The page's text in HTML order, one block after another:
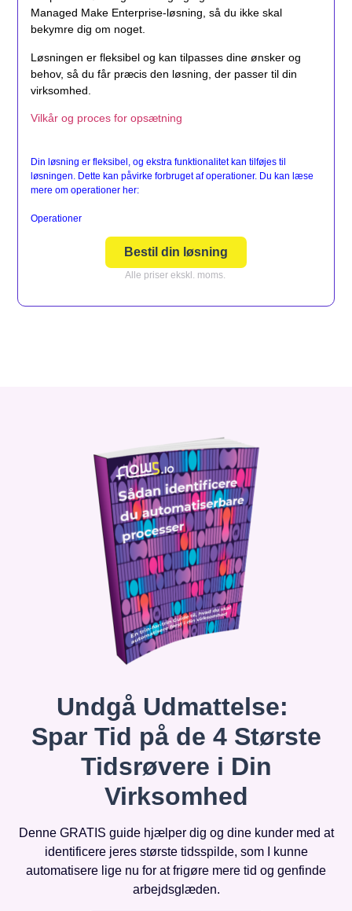
Managed Make Enterprise-løsning, så du ikke skal
bekymre dig om noget.
Løsningen er fleksibel og kan tilpasses dine ønsker og
behov, så du får præcis den løsning, der passer til din
virksomhed.
Vilkår og proces for opsætning
Din løsning er fleksibel, og ekstra funktionalitet kan tilføjes til
løsningen. Dette kan påvirke forbruget af operationer. Du kan læse
mere om operationer her:
Operationer
Bestil din løsning
Alle priser ekskl. moms.
Undgå Udmattelse:
Spar Tid på de 4 Største
Tidsrøvere i Din
Virksomhed
Denne GRATIS guide hjælper dig og dine kunder med at
identificere jeres største tidsspilde, som I kunne
automatisere lige nu for at frigøre mere tid og genfinde
arbejdsglæden.